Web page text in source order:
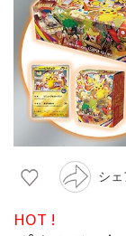
シェ
HOT !